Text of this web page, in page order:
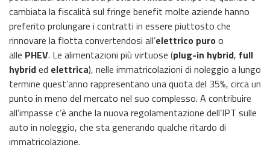
cambiata la fiscalità sul fringe benefit molte aziende hanno
preferito prolungare i contratti in essere piuttosto che
rinnovare la flotta convertendosi all’elettrico puro o
alle PHEV. Le alimentazioni più virtuose (plug-in hybrid, full
hybrided elettrica), nelle immatricolazioni di noleggio a lungo
termine quest’anno rappresentano una quota del 35%, circa un
punto in meno del mercato nel suo complesso. A contribuire
all’impasse c’è anche la nuova regolamentazione dell’IPT sulle
auto in noleggio, che sta generando qualche ritardo di
immatricolazione.